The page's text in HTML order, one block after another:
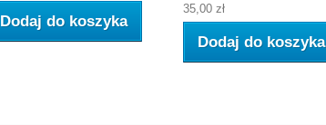
Dodaj do koszyka
35,00 zł
Dodaj do koszyka